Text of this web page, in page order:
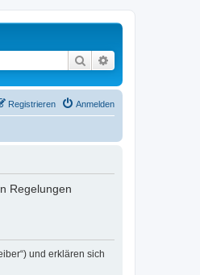
Suche
Anmelden
Registrieren
Regelungen
und erklären sich